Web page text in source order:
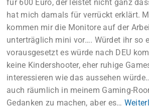
für 600 Euro, der leistet nicht ganz
hat mich damals für verrückt erklärt.
kommen mir die Monitore auf der
unterträglich mini vor…. Würdet ihr so
vorausgesetzt es würde nach DEU
keine Kindershooter, eher ruhige
interessieren wie das aussehen
auch räumlich in meinem Gaming-
Gedanken zu machen, aber es…